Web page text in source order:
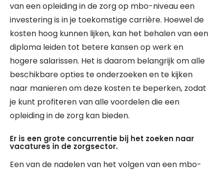
van een opleiding in de zorg op mbo-niveau een
investering is in je toekomstige carrière. Hoewel de
kosten hoog kunnen lijken, kan het behalen van een
diploma leiden tot betere kansen op werk en
hogere salarissen. Het is daarom belangrijk om alle
beschikbare opties te onderzoeken en te kijken
naar manieren om deze kosten te beperken, zodat
je kunt profiteren van alle voordelen die een
opleiding in de zorg kan bieden.
Er is een grote concurrentie bij het zoeken naar
vacatures in de zorgsector.
Een van de nadelen van het volgen van een mbo-